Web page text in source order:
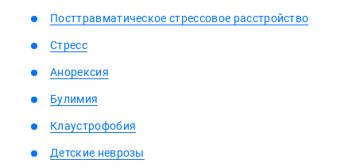
Посттравматическое стрессовое расстройство
Стресс
Анорексия
Булимия
Клаустрофобия
Детские неврозы